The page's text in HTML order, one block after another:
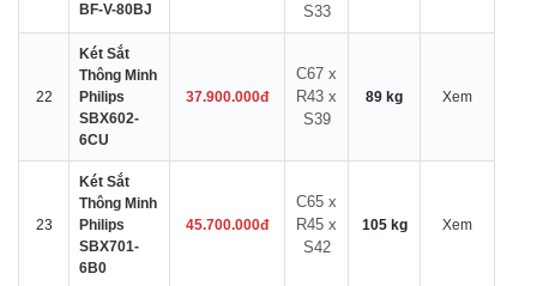
BF-V-80BJ
S33
22
Két Sắt
Thông Minh
Philips
SBX602-
6CU
37.900.000đ
C67 x
R43 x
S39
89 kg Xem
23
Két Sắt
Thông Minh
Philips
SBX701-
6B0
45.700.000đ
C65 x
R45 x
S42
105 kg Xem